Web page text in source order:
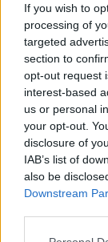
If you wish to
processing of
targeted
section to
opt-out request
interest-based
us or personal
your opt-out.
disclosure of
IAB’s list of
also be
Downstream
ΔΕΙΤΕ